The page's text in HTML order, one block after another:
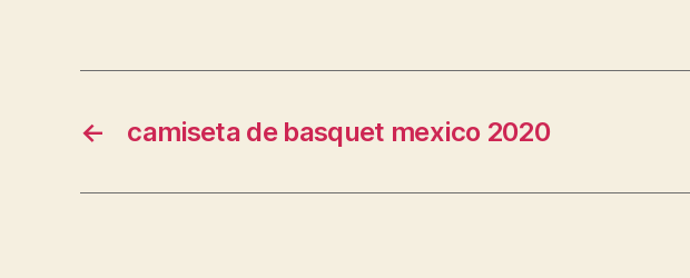
← camiseta de basquet mexico 2020